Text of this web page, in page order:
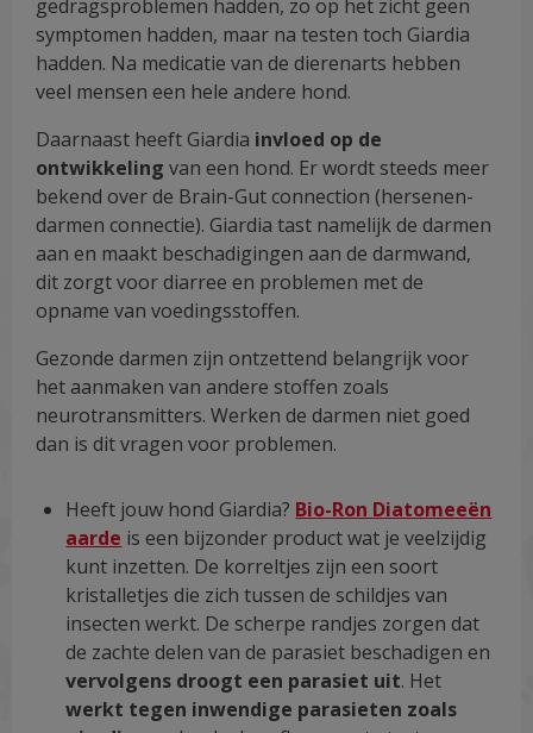
gedragsproblemen hadden, zo op het zicht geen
symptomen hadden, maar na testen toch Giardia
hadden. Na medicatie van de dierenarts hebben
veel mensen een hele andere hond.
Daarnaast heeft Giardia invloed op de
ontwikkeling van een hond. Er wordt steeds meer
bekend over de Brain-Gut connection (hersenen-
darmen connectie). Giardia tast namelijk de darmen
aan en maakt beschadigingen aan de darmwand,
dit zorgt voor diarree en problemen met de
opname van voedingsstoffen.
Gezonde darmen zijn ontzettend belangrijk voor
het aanmaken van andere stoffen zoals
neurotransmitters. Werken de darmen niet goed
dan is dit vragen voor problemen.
Heeft jouw hond Giardia? Bio-Ron Diatomeeën
aarde is een bijzonder product wat je veelzijdig
kunt inzetten. De korreltjes zijn een soort
kristalletjes die zich tussen de schildjes van
insecten werkt. De scherpe randjes zorgen dat
de zachte delen van de parasiet beschadigen en
vervolgens droogt een parasiet uit. Het
werkt tegen inwendige parasieten zoals